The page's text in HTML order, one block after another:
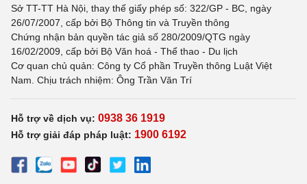
Sở TT-TT Hà Nội, thay thế giấy phép số: 322/GP - BC, ngày
26/07/2007, cấp bởi Bộ Thông tin và Truyền thông
Chứng nhận bản quyền tác giả số 280/2009/QTG ngày
16/02/2009, cấp bởi Bộ Văn hoá - Thể thao - Du lịch
Cơ quan chủ quản: Công ty Cổ phần Truyền thông Luật Việt
Nam. Chịu trách nhiệm: Ông Trần Văn Trí
Hỗ trợ về dịch vụ: 0938 36 1919
Hỗ trợ giải đáp pháp luật: 1900 6192